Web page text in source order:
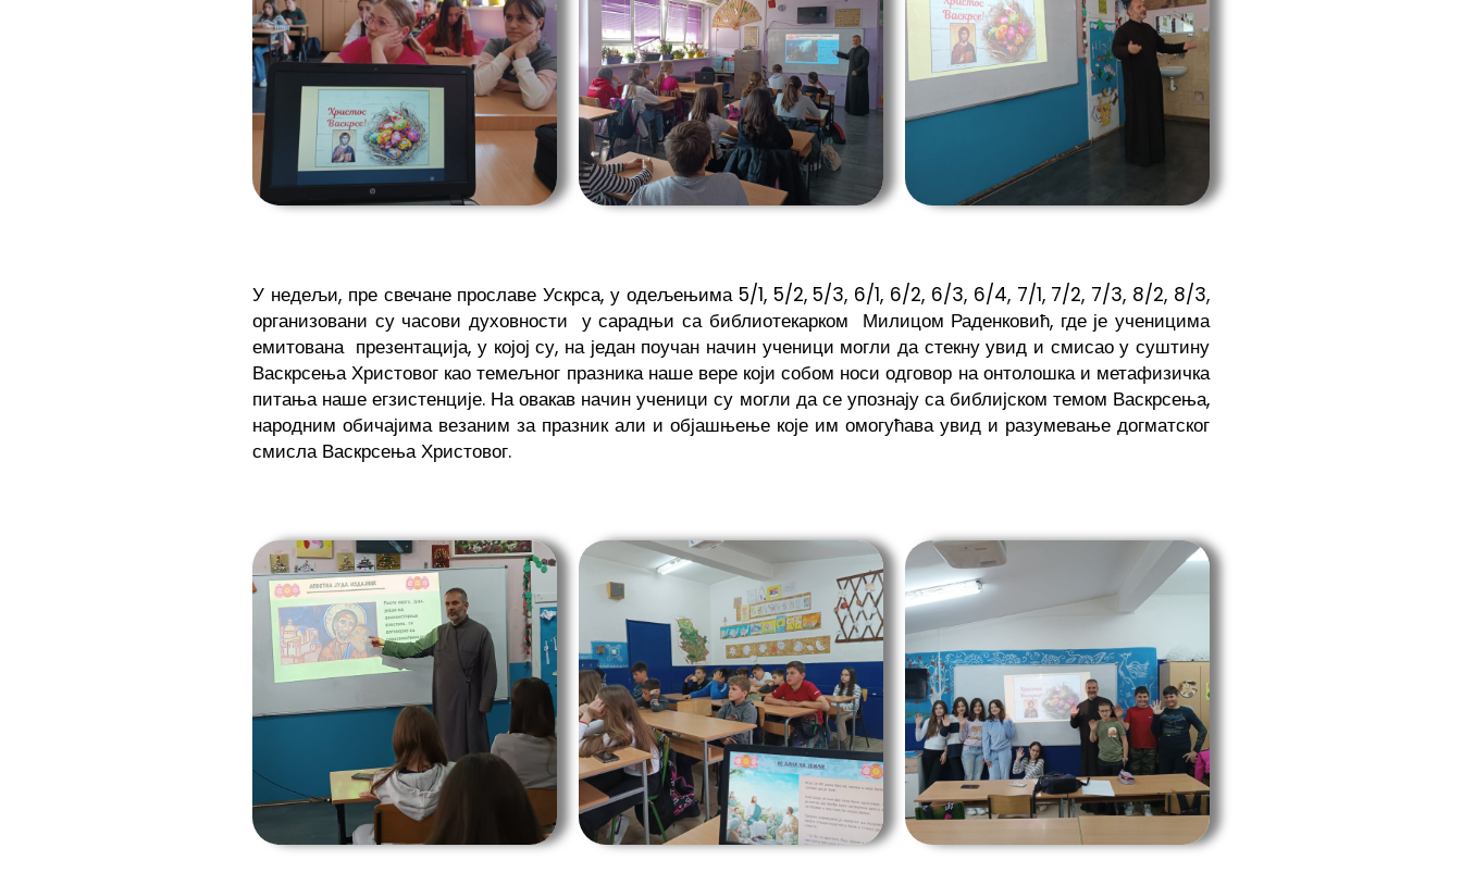
У недељи, пре свечане прославе Ускрса, у одељењима 5/1, 5/2, 5/3, 6/1, 6/2, 6/3, 6/4, 7/1, 7/2, 7/3, 8/2, 8/3,
организовани су часови духовности у сарадњи са библиотекарком Милицом Раденковић, где је ученицима
емитована презентација, у којој су, на један поучан начин ученици могли да стекну увид и смисао у суштину
Васкрсења Христовог као темељног празника наше вере који собом носи одговор на онтолошка и метафизичка
питања наше егзистенције. На овакав начин ученици су могли да се упознају са библијском темом Васкрсења,
народним обичајима везаним за празник али и објашњење које им омогућава увид и разумевање догматског
смисла Васкрсења Христовог.